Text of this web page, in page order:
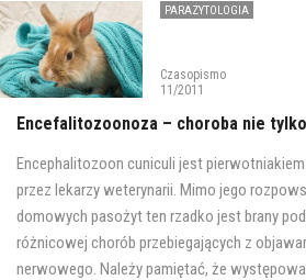
PARAZYTOLOGIA
Czasopismo
11/2011
Encefalitozoonoza – choroba nie
Encephalitozoon cuniculi jest
przez lekarzy weterynarii. Mimo jego
domowych pasożyt ten rzadko jest brany
różnicowej chorób przebiegających z
nerwowego. Należy pamiętać, że